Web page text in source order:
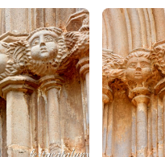
la sagristia i a l'extrem
XIX, amb la nova
de la Doma, esdevenint el